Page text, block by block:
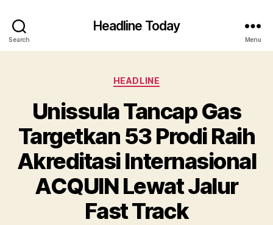
Search
Headline Today
Menu
Categories
HEADLINE
Unissula Tancap Gas
Targetkan 53 Prodi Raih
Akreditasi Internasional
ACQUIN Lewat Jalur
Fast Track